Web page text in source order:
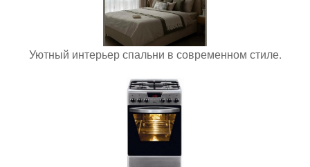
Уютный интерьер спальни в современном стиле.